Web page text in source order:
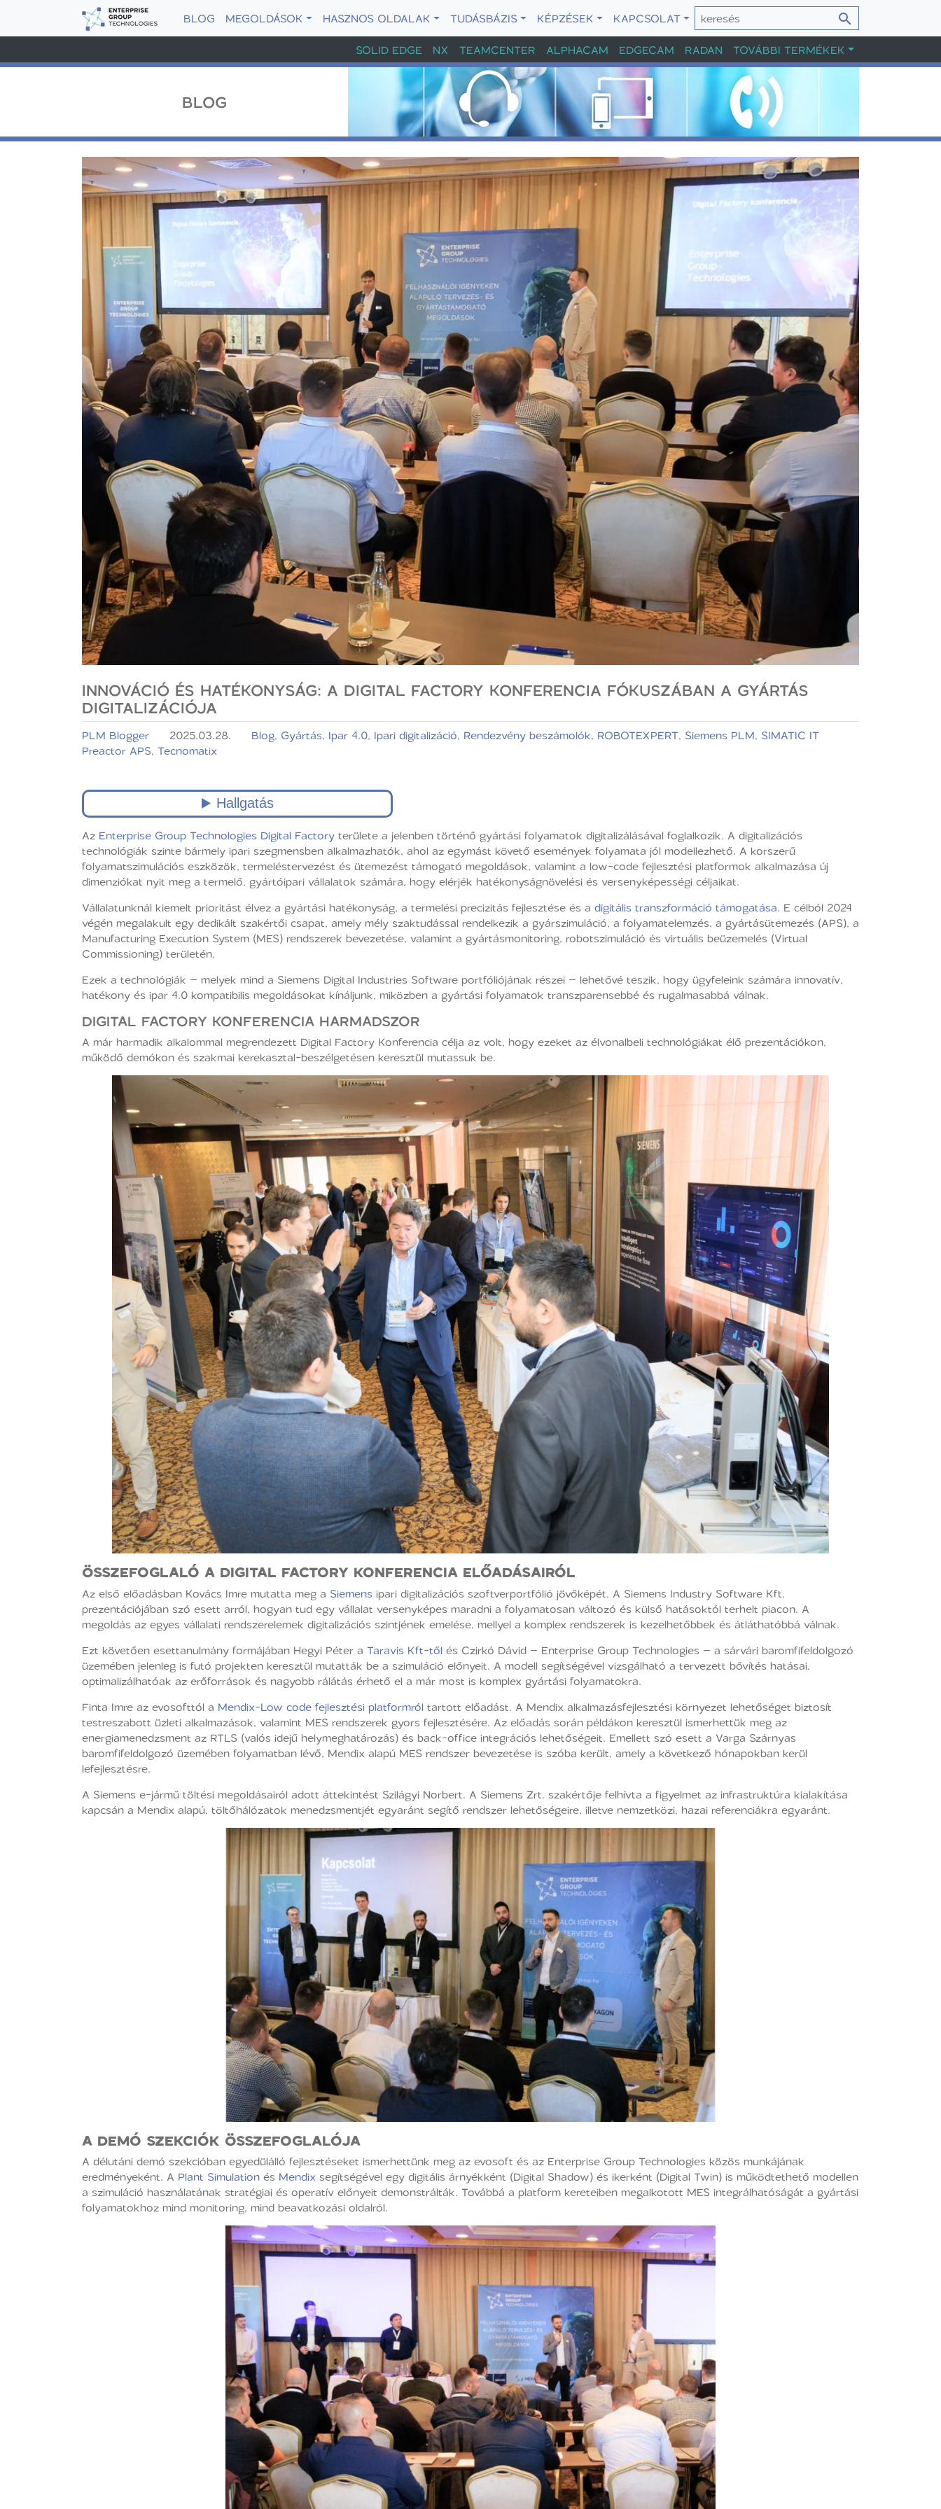
BLOG MEGOLDÁSOK HASZNOS OLDALAK TUDÁSBÁZIS KÉPZÉSEK
KAPCSOLAT
SOLID EDGE
NX TEAMCENTER ALPHACAM EDGECAM RADAN TOVÁBBI TERMÉKEK
BLOG
INNOVÁCIÓ ÉS HATÉKONYSÁG: A DIGITAL FACTORY KONFERENCIA FÓKUSZÁBAN A GYÁRTÁS
DIGITALIZÁCIÓJA
PLM Blogger 2025.03.28. Blog, Gyártás, Ipar 4.0, Ipari digitalizáció, Rendezvény beszámolók, ROBOTEXPERT, Siemens PLM, SIMATIC IT
Preactor APS, Tecnomatix
Az Enterprise Group Technologies Digital Factoryterülete a jelenben történő gyártási folyamatok digitalizálásával foglalkozik. A digitalizációs
technológiák szinte bármely ipari szegmensben alkalmazhatók, ahol az egymást követő események folyamata jól modellezhető. A korszerű
folyamatszimulációs eszközök, termeléstervezést és ütemezést támogató megoldások, valamint a low-code fejlesztési platformok alkalmazása új
dimenziókat nyit meg a termelő, gyártóipari vállalatok számára, hogy elérjék hatékonyságnövelési és versenyképességi céljaikat.
Vállalatunknál kiemelt prioritást élvez a gyártási hatékonyság, a termelési precizitás fejlesztése és a digitális transzformáció támogatása. E célból 2024
végén megalakult egy dedikált szakértői csapat, amely mély szaktudással rendelkezik a gyárszimuláció, a folyamatelemzés, a gyártásütemezés (APS), a
Manufacturing Execution System (MES) rendszerek bevezetése, valamint a gyártásmonitoring, robotszimuláció és virtuális beüzemelés (Virtual
Commissioning) területén.
Ezek a technológiák – melyek mind a Siemens Digital Industries Software portfóliójának részei – lehetővé teszik, hogy ügyfeleink számára innovatív,
hatékony és ipar 4.0 kompatibilis megoldásokat kínáljunk, miközben a gyártási folyamatok transzparensebbé és rugalmasabbá válnak.
DIGITAL FACTORY KONFERENCIA HARMADSZOR
A már harmadik alkalommal megrendezett Digital Factory Konferencia célja az volt, hogy ezeket az élvonalbeli technológiákat élő prezentációkon,
működő demókon és szakmai kerekasztal-beszélgetésen keresztül mutassuk be.
ÖSSZEFOGLALÓ A DIGITAL FACTORY KONFERENCIA ELŐADÁSAIRÓL
Az első előadásban Kovács Imre mutatta meg a Siemensipari digitalizációs szoftverportfólió jövőképét. A Siemens Industry Software Kft.
prezentációjában szó esett arról, hogyan tud egy vállalat versenyképes maradni a folyamatosan változó és külső hatásoktól terhelt piacon. A
megoldás az egyes vállalati rendszerelemek digitalizációs szintjének emelése, mellyel a komplex rendszerek is kezelhetőbbek és átláthatóbbá válnak.
Ezt követően esettanulmány formájában Hegyi Péter a Taravis Kft-tőlés Czirkó Dávid – Enterprise Group Technologies – a sárvári baromfifeldolgozó
üzemében jelenleg is futó projekten keresztül mutatták be a szimuláció előnyeit. A modell segítségével vizsgálható a tervezett bővítés hatásai,
optimalizálhatóak az erőforrások és nagyobb rálátás érhető el a már most is komplex gyártási folyamatokra.
Finta Imre az evosofttól a Mendix-Low code fejlesztési platformróltartott előadást. A Mendix alkalmazásfejlesztési környezet lehetőséget biztosít
testreszabott üzleti alkalmazások, valamint MES rendszerek gyors fejlesztésére. Az előadás során példákon keresztül ismerhettük meg az
energiamenedzsment az RTLS (valós idejű helymeghatározás) és back-office integrációs lehetőségeit. Emellett szó esett a Varga Szárnyas
baromfifeldolgozó üzemében folyamatban lévő, Mendix alapú MES rendszer bevezetése is szóba került, amely a következő hónapokban kerül
lefejlesztésre.
A Siemens e-jármű töltési megoldásairól adott áttekintést Szilágyi Norbert. A Siemens Zrt. szakértője felhívta a figyelmet az infrastruktúra kialakítása
kapcsán a Mendix alapú, töltőhálózatok menedzsmentjét egyaránt segítő rendszer lehetőségeire, illetve nemzetközi, hazai referenciákra egyaránt.
A DEMÓ SZEKCIÓK ÖSSZEFOGLALÓJA
A délutáni demó szekcióban egyedülálló fejlesztéseket ismerhettünk meg az evosoft és az Enterprise Group Technologies közös munkájának
eredményeként. A Plant Simulationés Mendixsegítségével egy digitális árnyékként (Digital Shadow) és ikerként (Digital Twin) is működtethető modellen
a szimuláció használatának stratégiai és operatív előnyeit demonstrálták. Továbbá a platform kereteiben megalkotott MES integrálhatóságát a gyártási
folyamatokhoz mind monitoring, mind beavatkozási oldalról.